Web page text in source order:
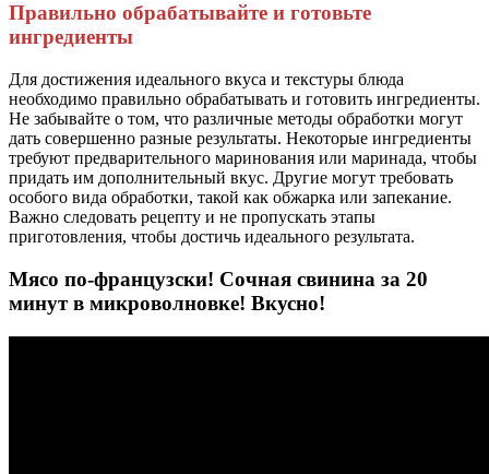
Правильно обрабатывайте и готовьте
ингредиенты
Для достижения идеального вкуса и текстуры блюда
необходимо правильно обрабатывать и готовить ингредиенты.
Не забывайте о том, что различные методы обработки могут
дать совершенно разные результаты. Некоторые ингредиенты
требуют предварительного маринования или маринада, чтобы
придать им дополнительный вкус. Другие могут требовать
особого вида обработки, такой как обжарка или запекание.
Важно следовать рецепту и не пропускать этапы
приготовления, чтобы достичь идеального результата.
Мясо по-французски! Сочная свинина за 20
минут в микроволновке! Вкусно!